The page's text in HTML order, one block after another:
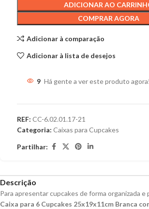
ADICIONAR AO
COMPRAR AGORA
Adicionar à comparação
Adicionar à lista de desejos
9 Há gente a ver este produto agora!
REF: CC-6.02.01.17-21
Categoria: Caixas para Cupcakes
Partilhar:
Descrição
Para apresentar cupcakes de forma organizada e
Caixa para 6 Cupcakes 25x19x11cm Branca